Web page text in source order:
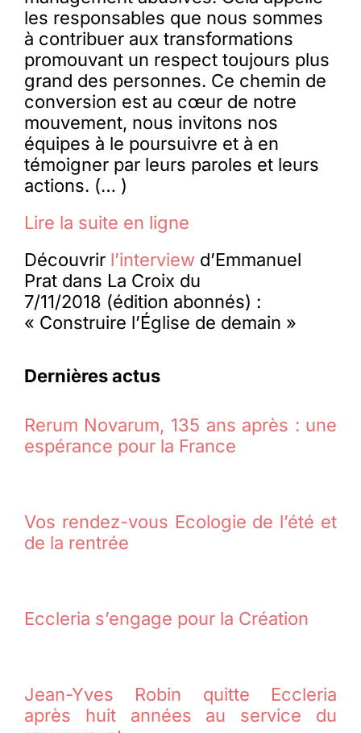
les responsables que nous sommes
à contribuer aux transformations
promouvant un respect toujours plus
grand des personnes. Ce chemin de
conversion est au cœur de notre
mouvement, nous invitons nos
équipes à le poursuivre et à en
témoigner par leurs paroles et leurs
actions. (… )
Lire la suite en ligne
Découvrir l’interview d’Emmanuel
Prat dans La Croix du
7/11/2018 (édition abonnés) :
« Construire l’Église de demain »
Dernières actus
Rerum Novarum, 135 ans après : une
espérance pour la France
Vos rendez-vous Ecologie de l’été et
de la rentrée
Eccleria s’engage pour la Création
Jean-Yves Robin quitte Eccleria
après huit années au service du